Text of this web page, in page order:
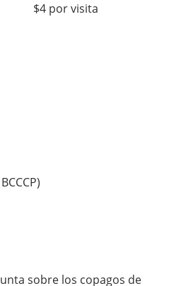
$4 por visita
sobre los copagos de